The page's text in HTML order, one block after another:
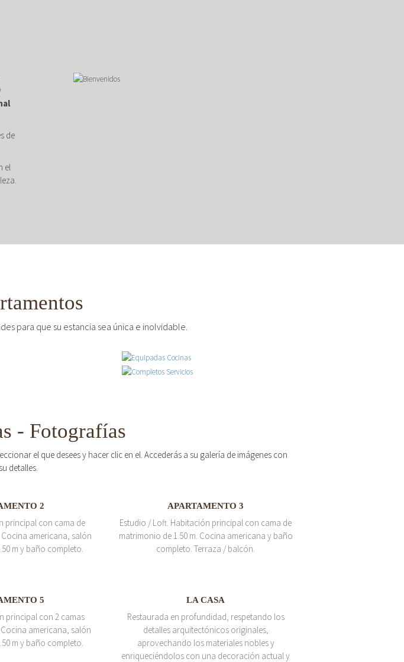
de
el
para que su estancia sea única e inolvidable.
- Fotografías
el que desees y hacer clic en el. Accederás a su galería de imágenes con
detalles.
2
principal con cama de
americana, salón
m y baño completo.
APARTAMENTO 3
Estudio / Loft. Habitación principal con cama de
matrimonio de 1.50 m. Cocina americana y baño
completo. Terraza / balcón.
5
principal con 2 camas
americana, salón
m y baño completo.
LA CASA
Restaurada en profundidad, respetando los
detalles arquitectónicos originales,
aprovechando los materiales nobles y
enriqueciéndolos con una decoración actual y